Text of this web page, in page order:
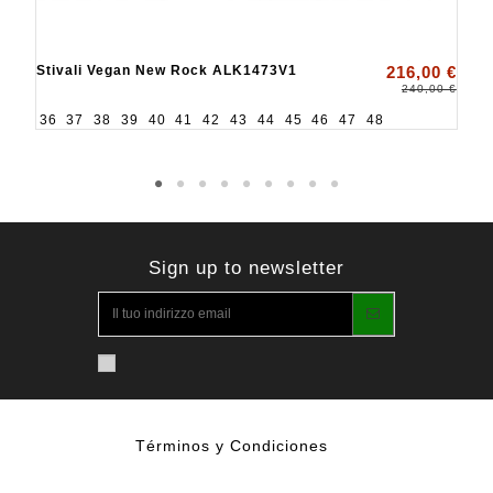
Stivali Vegan New Rock ALK1473V1 216,00 €
240,00 €
36 37 38 39 40 41 42 43 44 45 46 47 48
Sign up to newsletter
Términos y Condiciones